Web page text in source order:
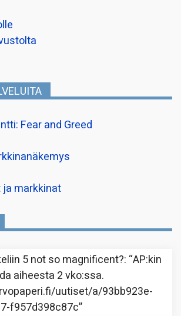
Fear and Greed
markkinat
5 not so magnificent?: “AP:kin
aiheesta 2 vko:ssa.
uutiset/a/93bb923e-
f957d398c87c”